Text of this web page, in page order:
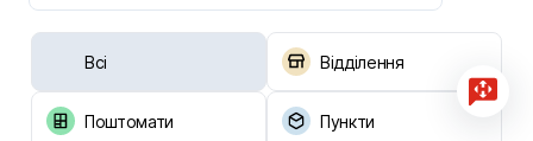
Всі Відділення
Поштомати Пункти